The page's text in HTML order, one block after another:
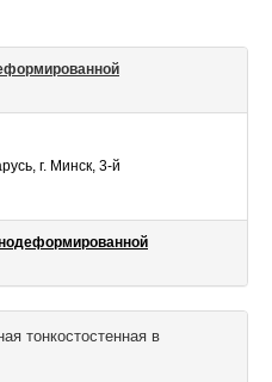
г. Минск, 3-й
тонкостостенная в